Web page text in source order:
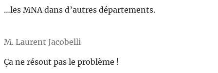
…les MNA dans d’autres départements.
M. Laurent Jacobelli
Ça ne résout pas le problème !